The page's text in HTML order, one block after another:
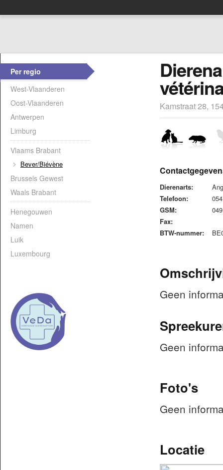
Per regio
West-Vlaanderen
Oost-Vlaanderen
Antwerpen
Limburg
Vlaams Brabant
Bever/Biévène
Brussels Gewest
Waals Brabant
Henegouwen
Namen
Luik
Luxembourg
Kamstraat 28,
Dierenarts:
Telefoon:
GSM:
Fax:
BTW-nummer:
Geen
Geen
Foto's
Geen
Locatie